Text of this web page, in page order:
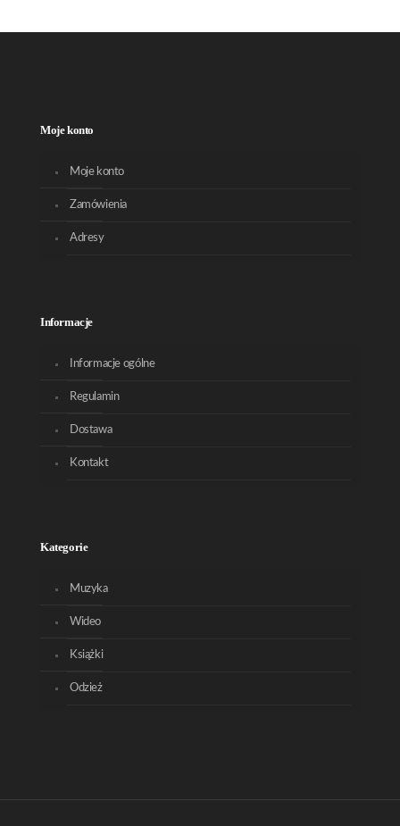
Moje konto
Moje konto
Zamówienia
Adresy
Informacje
Informacje ogólne
Regulamin
Dostawa
Kontakt
Kategorie
Muzyka
Wideo
Książki
Odzież